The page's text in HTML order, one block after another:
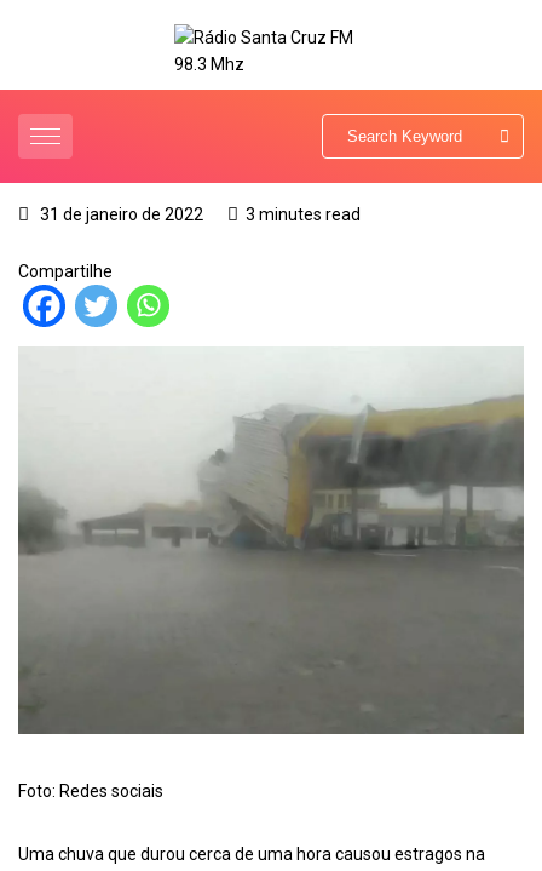
31 de janeiro de 2022 3 minutes read
Compartilhe
Foto: Redes sociais
Uma chuva que durou cerca de uma hora causou estragos na